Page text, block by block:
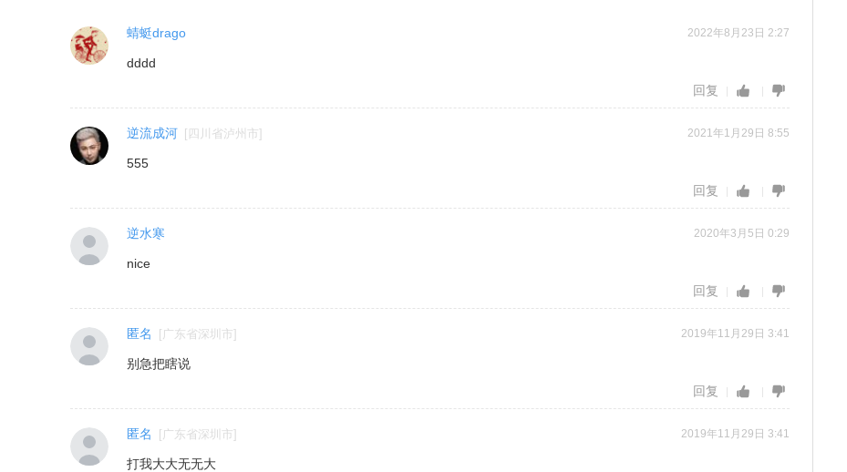
2022年8月23日 2:27
蜻蜓drago
dddd
回复
2021年1月29日 8:55
逆流成河 [ 四川省泸州市]
555
回复
2020年3月5日 0:29
逆水寒
nice
回复
2019年11月29日 3:41
匿名 [ 广东省深圳市]
别急把瞎说
回复
2019年11月29日 3:41
匿名 [ 广东省深圳市]
打我大大无无大